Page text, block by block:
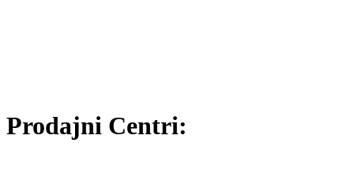
Prodajni Centri: